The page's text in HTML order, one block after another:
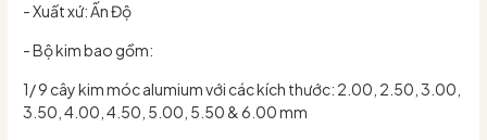
- Xuất xứ: Ấn Độ
- Bộ kim bao gồm:
1/ 9 cây kim móc alumium với các kích thước: 2.00, 2.50, 3.00,
3.50, 4.00, 4.50, 5.00, 5.50 & 6.00 mm